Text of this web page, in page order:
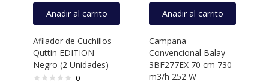
Añadir al carrito
Afilador de Cuchillos
Quttin EDITION
Negro (2 Unidades)
0
Añadir al carrito
Campana
Convencional Balay
3BF277EX 70 cm 730
m3/h 252 W